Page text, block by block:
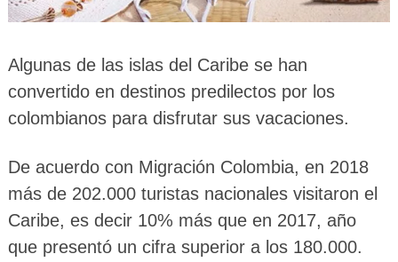
Algunas de las islas del Caribe se han
convertido en destinos predilectos por los
colombianos para disfrutar sus vacaciones.
De acuerdo con Migración Colombia, en 2018
más de 202.000 turistas nacionales visitaron el
Caribe, es decir 10% más que en 2017, año
que presentó un cifra superior a los 180.000.